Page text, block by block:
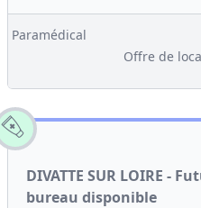
Paramédical
Offre de
DIVATTE SUR LOIRE -
bureau disponible